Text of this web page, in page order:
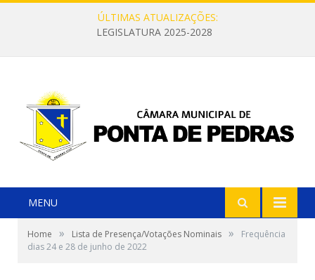
ÚLTIMAS ATUALIZAÇÕES:
LEGISLATURA 2025-2028
MENU
Home » Lista de Presença/Votações Nominais »
Frequência
dias 24 e 28 de junho de 2022